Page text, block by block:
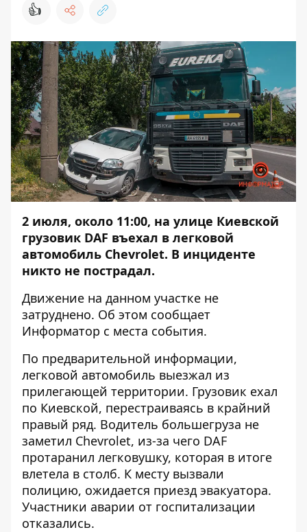
👍
2 июля, около 11:00, на улице Киевской
грузовик DAF въехал в легковой
автомобиль Chevrolet. В инциденте
никто не пострадал.
Движение на данном участке не
затруднено. Об этом сообщает
Информатор с места события.
По предварительной информации,
легковой автомобиль выезжал из
прилегающей территории. Грузовик ехал
по Киевской, перестраиваясь в крайний
правый ряд. Водитель большегруза не
заметил Chevrolet, из-за чего DAF
протаранил легковушку, которая в итоге
влетела в столб. К месту вызвали
полицию, ожидается приезд эвакуатора.
Участники аварии от госпитализации
отказались.